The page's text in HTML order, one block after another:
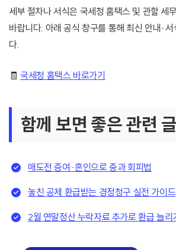
세부 절차나 서식은 국세청 홈택스 및 관할 세
바랍니다. 아래 공식 창구를 통해 최신 안내·서
다.
🧾국세청 홈택스 바로가기
함께 보면 좋은 관련
매도전 증여·혼인으로 중과 회피법
놓친 공제 환급받는 경정청구 실전 가이드
2월 연말정산 누락자료 추가로 환급 늘리